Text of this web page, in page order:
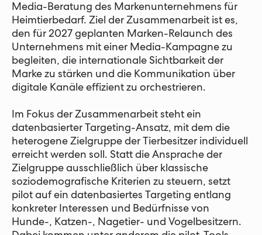
Media-Beratung des Markenunternehmens für
Heimtierbedarf. Ziel der Zusammenarbeit ist es,
den für 2027 geplanten Marken-Relaunch des
Unternehmens mit einer Media-Kampagne zu
begleiten, die internationale Sichtbarkeit der
Marke zu stärken und die Kommunikation über
digitale Kanäle effizient zu orchestrieren.
Im Fokus der Zusammenarbeit steht ein
datenbasierter Targeting-Ansatz, mit dem die
heterogene Zielgruppe der Tierbesitzer individuell
erreicht werden soll. Statt die Ansprache der
Zielgruppe ausschließlich über klassische
soziodemografische Kriterien zu steuern, setzt
pilot auf ein datenbasiertes Targeting entlang
konkreter Interessen und Bedürfnisse von
Hunde-, Katzen-, Nagetier- und Vogelbesitzern.